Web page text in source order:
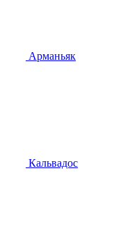
Арманьяк
Кальвадос